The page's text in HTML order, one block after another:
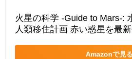
火星の科学 ‐Guide to Mars-:
人類移住計画 赤い惑星を最
Amazonで見る